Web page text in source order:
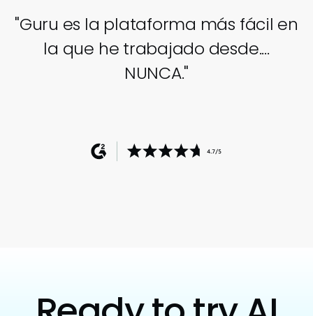
"Guru es la plataforma más fácil en
la que he trabajado desde....
NUNCA."